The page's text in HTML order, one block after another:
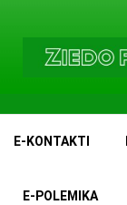
E-KONTAKTI
E-POLEMIKA